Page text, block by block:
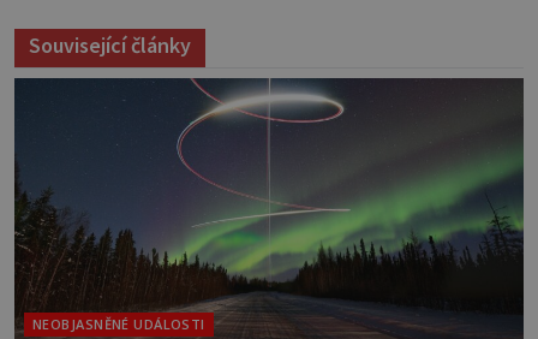
Související články
NEOBJASNĚNÉ UDÁLOSTI